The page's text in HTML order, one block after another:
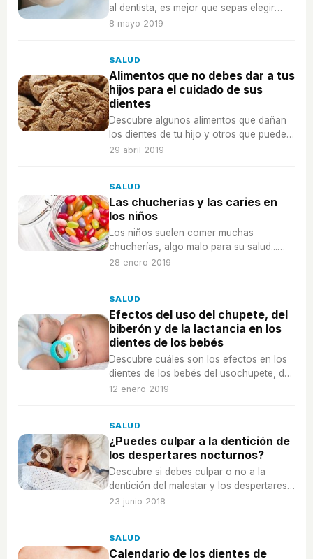
al dentista, es mejor que sepas elegir
bien al profesional adecuado.
8 mayo 2019
SALUD
Alimentos que no debes dar a tus
hijos para el cuidado de sus
dientes
Descubre algunos alimentos que dañan
los dientes de tu hijo y otros que pueden
ser beneficiosos.
29 abril 2019
SALUD
Las chucherías y las caries en
los niños
Los niños suelen comer muchas
chucherías, algo malo para su salud...
¡pero también para sus dientes! Les
28 enero 2019
SALUD
Efectos del uso del chupete, del
biberón y de la lactancia en los
dientes de los bebés
Descubre cuáles son los efectos en los
dientes de los bebés del usochupete, del
biberón y de la lactancia materna.
12 enero 2019
SALUD
¿Puedes culpar a la dentición de
los despertares nocturnos?
Descubre si debes culpar o no a la
dentición del malestar y los despertares
nocturnos de tu bebé.
23 junio 2018
SALUD
Calendario de los dientes de